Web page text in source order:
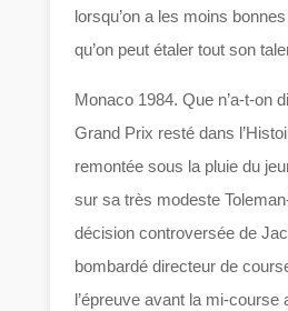
lorsqu’on a les moins
qu’on peut étaler tout son
Monaco 1984. Que n’a-t-on
Grand Prix resté dans
remontée sous la pluie du
sur sa très modeste
décision controversée de
bombardé directeur de
l’épreuve avant la mi-course